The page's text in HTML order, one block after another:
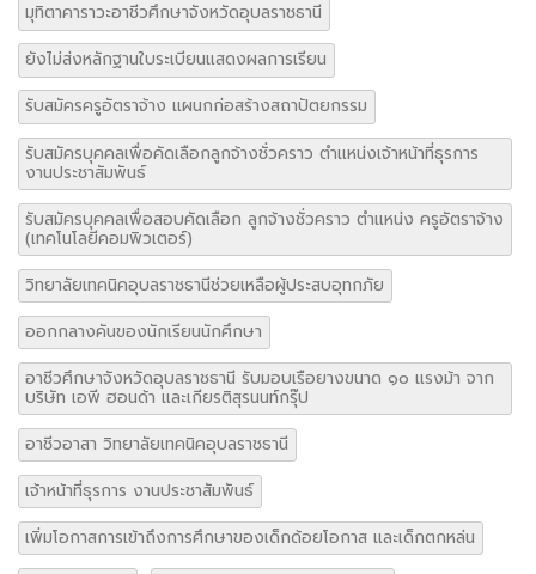
มุทิตาคาราวะอาชีวศึกษาจังหวัดอุบลราชธานี
ยังไม่ส่งหลักฐานใบระเบียนแสดงผลการเรียน
รับสมัครครูอัตราจ้าง แผนกก่อสร้างสถาปัตยกรรม
รับสมัครบุคคลเพื่อคัดเลือกลูกจ้างชั่วคราว ตำแหน่งเจ้าหน้าที่ธุรการ
งานประชาสัมพันธ์
รับสมัครบุคคลเพื่อสอบคัดเลือก ลูกจ้างชั่วคราว ตำแหน่ง ครูอัตราจ้าง
(เทคโนโลยีคอมพิวเตอร์)
วิทยาลัยเทคนิคอุบลราชธานีช่วยเหลือผู้ประสบอุทกภัย
ออกกลางคันของนักเรียนนักศึกษา
อาชีวศึกษาจังหวัดอุบลราชธานี รับมอบเรือยางขนาด ๑๐ แรงม้า จาก
บริษัท เอพี ฮอนด้า และเกียรติสุรนนท์กรุ๊ป
อาชีวอาสา วิทยาลัยเทคนิคอุบลราชธานี
เจ้าหน้าที่ธุรการ งานประชาสัมพันธ์
เพิ่มโอกาสการเข้าถึงการศึกษาของเด็กด้อยโอกาส และเด็กตกหล่น